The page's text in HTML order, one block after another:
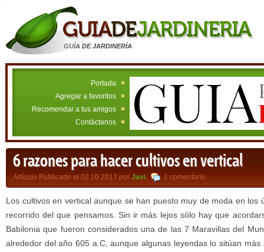
GUÍA DE JARDINERÍA
Portada
Agregar a favoritos
Recomendar a tus amigos
Contáctanos
6 razones para hacer cultivos en vertical
Artículo Publicado el 02.10.2017 por Javi, 1 comentario
Los cultivos en vertical aunque se han puesto muy de moda en los
recorrido del que pensamos. Sin ir más lejos sólo hay que
Babilonia que fueron considerados una de las 7 Maravillas del
alrededor del año 605 a.C, aunque algunas leyendas lo sitúan